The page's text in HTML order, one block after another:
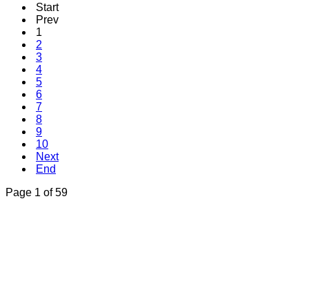
Start
Prev
1
2
3
4
5
6
7
8
9
10
Next
End
Page 1 of 59